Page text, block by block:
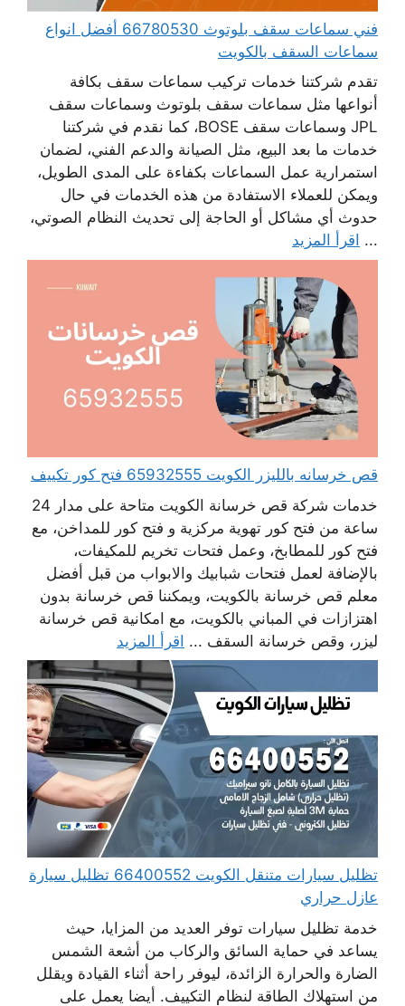
فني سماعات سقف بلوتوث 66780530 أفضل انواع
سماعات السقف بالكويت
تقدم شركتنا خدمات تركيب سماعات سقف بكافة
أنواعها مثل سماعات سقف بلوتوث وسماعات سقف
JPL وسماعات سقف BOSE، كما نقدم في شركتنا
خدمات ما بعد البيع، مثل الصيانة والدعم الفني، لضمان
استمرارية عمل السماعات بكفاءة على المدى الطويل،
ويمكن للعملاء الاستفادة من هذه الخدمات في حال
حدوث أي مشاكل أو الحاجة إلى تحديث النظام الصوتي،
... اقرأ المزيد
قص خرسانه بالليزر الكويت 65932555 فتح كور تكييف
خدمات شركة قص خرسانة الكويت متاحة على مدار 24
ساعة من فتح كور تهوية مركزية و فتح كور للمداخن، مع
فتح كور للمطابخ، وعمل فتحات تخريم للمكيفات،
بالإضافة لعمل فتحات شبابيك والابواب من قبل أفضل
معلم قص خرسانة بالكويت، ويمكننا قص خرسانة بدون
اهتزازات في المباني بالكويت، مع امكانية قص خرسانة
ليزر، وقص خرسانة السقف ... اقرأ المزيد
تظليل سيارات متنقل الكويت 66400552 تظليل سيارة
عازل حراري
خدمة تظليل سيارات توفر العديد من المزايا، حيث
يساعد في حماية السائق والركاب من أشعة الشمس
الضارة والحرارة الزائدة، ليوفر راحة أثناء القيادة ويقلل
من استهلاك الطاقة لنظام التكييف. أيضا يعمل على